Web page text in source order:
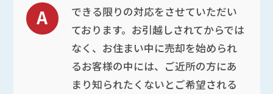
できる限りの対応をさせていただい
ております。お引越しされてからでは
なく、お住まい中に売却を始められ
るお客様の中には、ご近所の方にあ
まり知られたくないとご希望される